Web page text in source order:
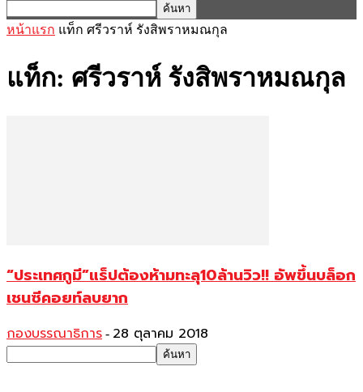
หน้าแรก แท็ก ศรีวราห์ รังสิพราหมณกุล
แท็ก: ศรีวราห์ รังสิพราหมณกุล
“ประเทศกูมี”แร็ปต้องห้ามทะลุ10ล้านวิว!! อัพขึ้นบล็อก
เชนซีคอยท์ลบยาก
กองบรรณาธิการ - 28 ตุลาคม 2018